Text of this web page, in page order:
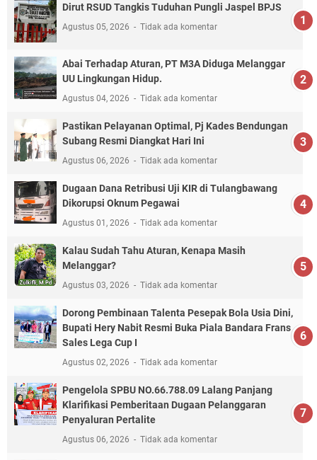
Dirut RSUD Tangkis Tuduhan Pungli Jaspel BPJS
Agustus 05, 2026 Tidak ada komentar
Abai Terhadap Aturan, PT M3A Diduga Melanggar
UU Lingkungan Hidup.
Agustus 04, 2026 Tidak ada komentar
Pastikan Pelayanan Optimal, Pj Kades Bendungan
Subang Resmi Diangkat Hari Ini
Agustus 06, 2026 Tidak ada komentar
Dugaan Dana Retribusi Uji KIR di Tulangbawang
Dikorupsi Oknum Pegawai
Agustus 01, 2026 Tidak ada komentar
Kalau Sudah Tahu Aturan, Kenapa Masih
Melanggar?
Agustus 03, 2026 Tidak ada komentar
Dorong Pembinaan Talenta Pesepak Bola Usia Dini,
Bupati Hery Nabit Resmi Buka Piala Bandara Frans
Sales Lega Cup I
Agustus 02, 2026 Tidak ada komentar
Pengelola SPBU NO.66.788.09 Lalang Panjang
Klarifikasi Pemberitaan Dugaan Pelanggaran
Penyaluran Pertalite
Agustus 06, 2026 Tidak ada komentar